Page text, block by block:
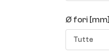
Ø fori [mm]
Tutte